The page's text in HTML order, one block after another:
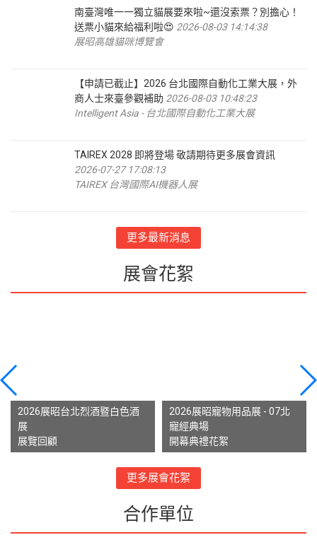
南臺灣唯一一獨立貓展要來啦~還沒索票？別擔心！
送票小貓來給福利啦😍 2026-08-03 14:14:38
展昭高雄貓咪博覽會
【申請已截止】2026 台北國際自動化工業大展，外
商人士來臺參觀補助 2026-08-03 10:48:23
Intelligent Asia - 台北國際自動化工業大展
TAIREX 2028 即將登場 敬請期待更多展會資訊
2026-07-27 17:08:13
TAIREX 台灣國際AI機器人展
更多最新消息
展會花絮
2026展昭台北烈酒暨白色酒
展
展覽回顧
2026展昭寵物用品展 - 07北
寵經典場
開幕典禮花絮
更多展會花絮
合作單位